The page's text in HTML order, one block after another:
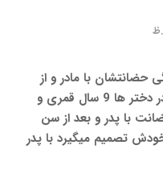
و پسر تا سن 7 سالگی حضانتشان با مادر و از
7سالگی تا سن بلوغ شرعی که در دختر ها 9 سال قمری و
حضانت با پدر و بعد از سن
تصمیم میگیرد با پدر